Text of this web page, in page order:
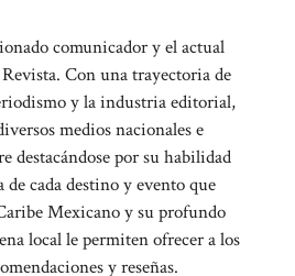
comunicador y el actual
Con una trayectoria de
y la industria editorial,
medios nacionales e
destacándose por su habilidad
de cada destino y evento que
Mexicano y su profundo
local le permiten ofrecer a los
y reseñas.